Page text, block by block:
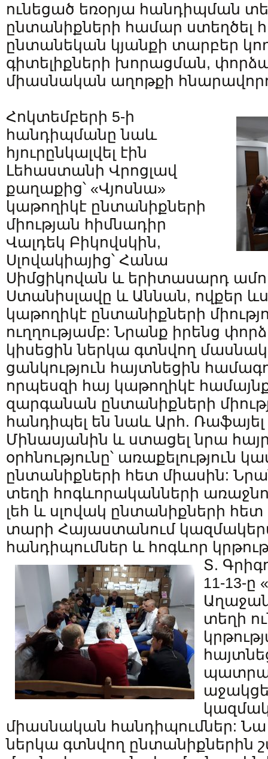
ունեցած եռօրյա հանդիպման
ընտանիքների համար ստեղծել
ընտանեկան կյանքի տարբեր
գիտելիքների խորացման,
միասնական աղոթքի
Հոկտեմբերի 5-ի
հանդիպմանը նաև
հյուրընկալվել էին
Լեհաստանի Վրոցլավ
քաղաքից՝ «Վյոսնա»
կաթողիկէ ընտանիքների
միության հիմնադիր
Վալդեկ Բիկովսկին,
Սլովակիայից՝ Հանա
Սիմցիկովան և երիտասարդ
Ստանիսլավը և Աննան, ովքեր
կաթողիկէ ընտանիքների
ուղղությամբ: Նրանք իրենց
կիսեցին ներկա գտնվող
ցանկություն հայտնեցին
որպեսզի հայ կաթողիկէ
զարգանան ընտանիքների
հանդիպել են նաև Արհ.
Մինասյանին և ստացել նրա
օրհնությունը՝ առաքելություն
ընտանիքների հետ միասին:
տեղի հոգևորականների
լեհ և սլովակ ընտանիքների
տարի Հայաստանում
հանդիպումներ և հոգևոր
Տ.
11-13-ը
տեղի
միասնական հանդիպումներ:
ներկա գտնվող ընտանիքներին